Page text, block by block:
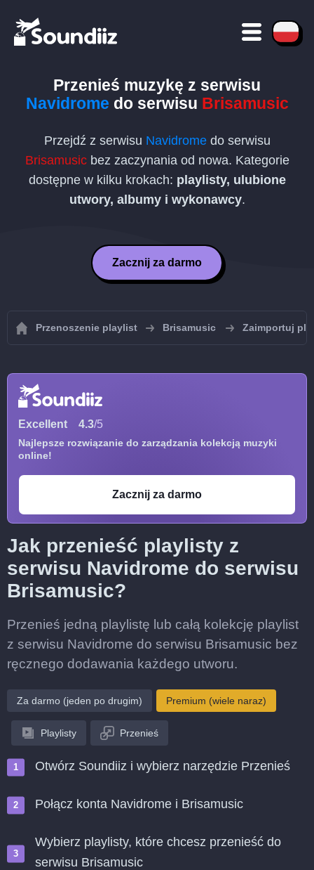
Przenieś muzykę z serwisu
Navidrome do serwisu Brisamusic
Przejdź z serwisu Navidromedo serwisu
Brisamusicbez zaczynania od nowa. Kategorie
dostępne w kilku krokach: playlisty, ulubione
utwory, albumy i wykonawcy.
Zacznij za darmo
Przenoszenie playlist Brisamusic Zaimportuj
Excellent 4.3/5
Najlepsze rozwiązanie do zarządzania kolekcją muzyki
online!
Zacznij za darmo
Jak przenieść playlisty z
serwisu Navidrome do serwisu
Brisamusic?
Przenieś jedną playlistę lub całą kolekcję playlist
z serwisu Navidrome do serwisu Brisamusic bez
ręcznego dodawania każdego utworu.
Za darmo (jeden po drugim) Premium (wiele naraz)
Playlisty Przenieś
Otwórz Soundiiz i wybierz narzędzie Przenieś
Połącz konta Navidrome i Brisamusic
Wybierz playlisty, które chcesz przenieść do
serwisu Brisamusic